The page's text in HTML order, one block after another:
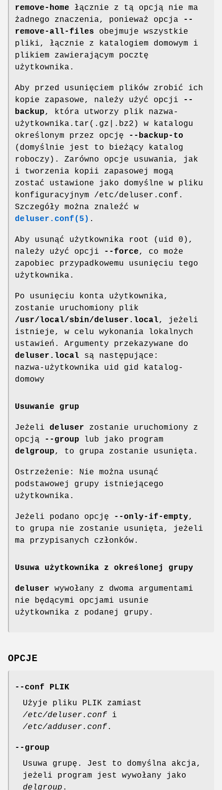
remove-home łącznie z tą opcją nie ma
żadnego znaczenia, ponieważ opcja
--
remove-all-files obejmuje wszystkie
pliki, łącznie z katalogiem domowym i
plikiem zawierającym pocztę
użytkownika.
Aby przed usunięciem plików zrobić ich
kopie zapasowe, należy użyć opcji
--
backup, która utworzy plik nazwa-
użytkownika.tar(.gz|.bz2) w katalogu
określonym przez opcję
--backup-to
(domyślnie jest to bieżący katalog
roboczy). Zarówno opcje usuwania, jak
i tworzenia kopii zapasowej mogą
zostać ustawione jako domyślne w pliku
konfiguracyjnym /etc/deluser.conf.
Szczegóły można znaleźć w
deluser.conf(5) .
Aby usunąć użytkownika root (uid 0),
należy użyć opcji
--force, co może
zapobiec przypadkowemu usunięciu tego
użytkownika.
Po usunięciu konta użytkownika,
zostanie uruchomiony plik
/usr/local/sbin/deluser.local, jeżeli
istnieje, w celu wykonania lokalnych
ustawień. Argumenty przekazywane do
deluser.local są następujące:
nazwa-użytkownika uid gid katalog-
domowy
Usuwanie grup
Jeżeli deluser zostanie uruchomiony z
opcją
--group lub jako program
delgroup, to grupa zostanie usunięta.
Ostrzeżenie: Nie można usunąć
podstawowej grupy istniejącego
użytkownika.
Jeżeli podano opcję --only-if-empty,
to grupa nie zostanie usunięta, jeżeli
ma przypisanych członków.
Usuwa użytkownika z określonej grupy
deluser wywołany z dwoma argumentami
nie będącymi opcjami usunie
użytkownika z podanej grupy.
OPCJE
--conf PLIK
Użyje pliku PLIK zamiast
/etc/deluser.conf i
/etc/adduser.conf.
--group
Usuwa grupę. Jest to domyślna akcja,
jeżeli program jest wywołany jako
delgroup .